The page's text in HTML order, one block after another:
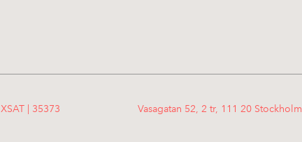
XSAT | 35373 Vasagatan 52, 2 tr, 111 20 Stockholm